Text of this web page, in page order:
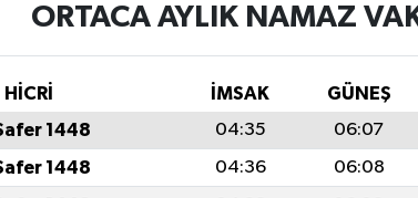
ORTACA AYLIK NAMAZ
HİCRİ İMSAK GÜNEŞ
1448 04:35 06:07
1448 04:36 06:08